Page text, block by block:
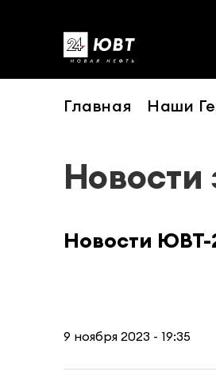
Главная Наши
Новости
Новости ЮВТ-
9 ноября 2023 - 19:35